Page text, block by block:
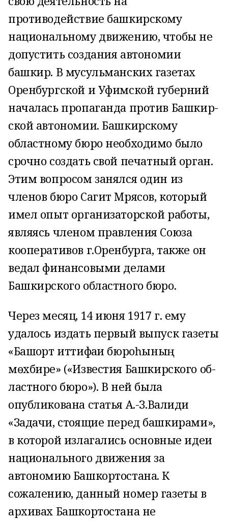
противодействие башкирскому
национальному движению, чтобы не
допустить создания автономии
башкир. В мусульманских газетах
Оренбургской и Уфимской губерний
началась пропаганда против Башкир­
ской автономии. Башкирскому
областному бюро необходимо было
срочно создать свой печатный орган.
Этим вопросом занялся один из
членов бюро Сагит Мрясов, который
имел опыт организаторской работы,
являясь членом правления Союза
кооперативов г.Оренбурга, также он
ведал финансовыми делами
Башкирского областного бюро.
Через месяц, 14 июня 1917 г. ему
удалось издать первый выпуск газеты
«Башҡорт иттифаҡи бюроһының
мөхбире» («Известия Башкирского об­
ластного бюро»). В ней была
опубликована статья А.-З.Валиди
«Задачи, стоящие перед башкирами»,
в которой излагались основные идеи
националь­ного движения за
автономию Башкортостана. К
сожалению, данный номер газеты в
архивах Башкортостана не